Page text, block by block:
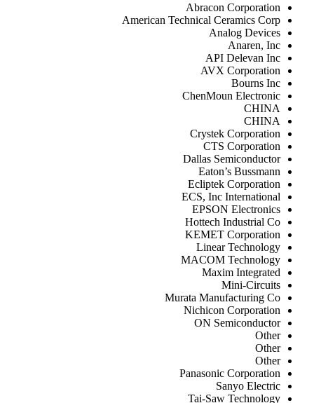
Abracon
American Technical Ceramics
Analog
Anaren,
API Delevan
AVX
Bourns
ChenMoun
Crystek
CTS
Dallas
Eaton’s
Ecliptek
ECS, Inc
EPSON
Hottech Industrial
KEMET
Linear
MACOM
Maxim
Mini-
Murata Manufacturing
Nichicon
ON
Panasonic
Sanyo
Tai-Saw